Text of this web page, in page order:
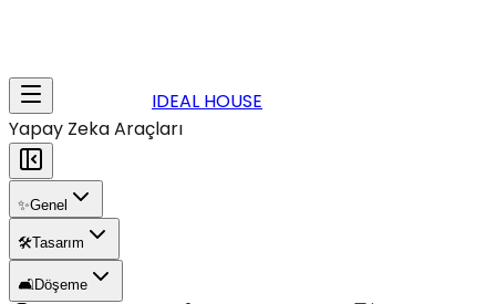
IDEAL HOUSE
Yapay Zeka Araçları
✨Genel
🛠️Tasarım
🛋️Döşeme